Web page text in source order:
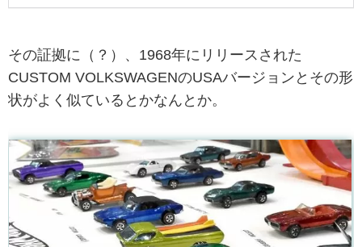
その証拠に（？）、1968年にリリースされた
CUSTOM VOLKSWAGENのUSAバージョンとその形
状がよく似ているとかなんとか。